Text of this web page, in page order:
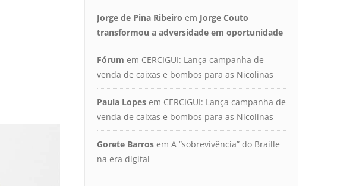
Jorge de Pina Ribeiro em Jorge Couto
transformou a adversidade em oportunidade
Fórum em CERCIGUI: Lança campanha de
venda de caixas e bombos para as Nicolinas
Paula Lopes em CERCIGUI: Lança campanha de
venda de caixas e bombos para as Nicolinas
Gorete Barros em A “sobrevivência” do Braille
na era digital